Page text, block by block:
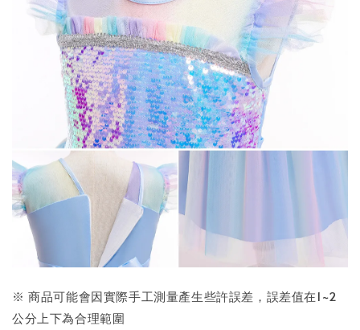
※ 商品可能會因實際手工測量產生些許誤差，誤差值在1~2
公分上下為合理範圍